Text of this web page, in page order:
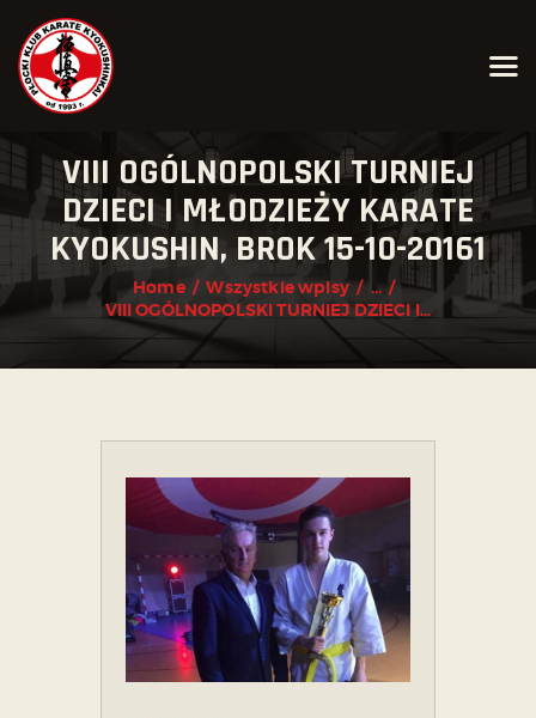
VIII OGÓLNOPOLSKI TURNIEJ
DZIECI I MŁODZIEŻY KARATE
KYOKUSHIN, BROK 15-10-20161
Home Wszystkie wpisy
...
VIII OGÓLNOPOLSKI TURNIEJ DZIECI I...
AKTUALNOŚCI
O KLUBIE
KALENDARZ WYDARZEŃ
TRENINGI
ZAPISY
KONTAKT